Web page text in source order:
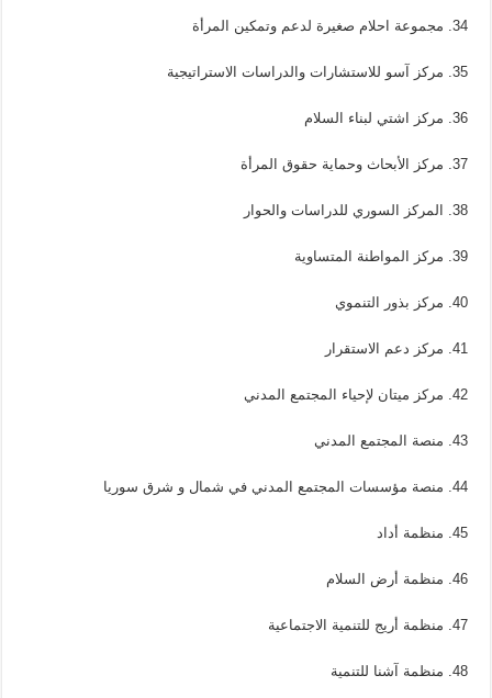
34. مجموعة احلام صغيرة لدعم وتمكين المرأة
35. مركز آسو للاستشارات والدراسات الاستراتيجية
36. مركز اشتي لبناء السلام
37. مركز الأبحاث وحماية حقوق المرأة
38. المركز السوري للدراسات والحوار
39. مركز المواطنة المتساوية
40. مركز بذور التنموي
41. مركز دعم الاستقرار
42. مركز ميتان لإحياء المجتمع المدني
43. منصة المجتمع المدني
44. منصة مؤسسات المجتمع المدني في شمال و شرق سوريا
45. منظمة أداد
46. منظمة أرض السلام
47. منظمة أريج للتنمية الاجتماعية
48. منظمة آشنا للتنمية